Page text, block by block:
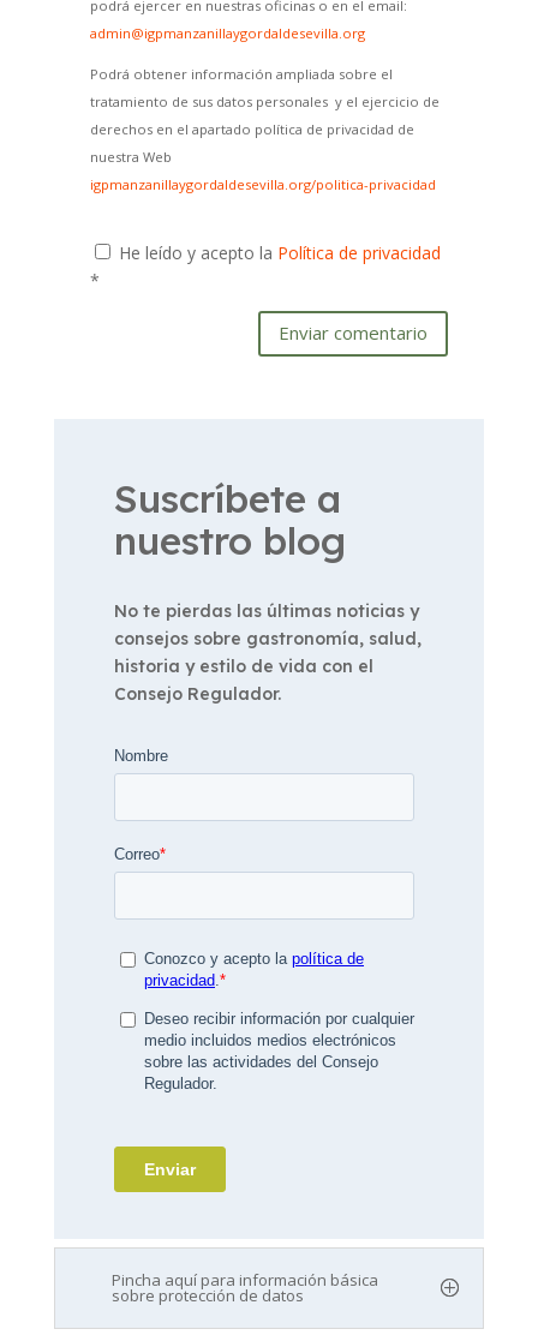
podrá ejercer en nuestras oficinas o en el email:
admin@igpmanzanillaygordaldesevilla.org
Podrá obtener información ampliada sobre el
tratamiento de sus datos personales y el ejercicio de
derechos en el apartado política de privacidad de
nuestra Web
igpmanzanillaygordaldesevilla.org/politica-privacidad
He leído y acepto la Política de privacidad
*
Enviar comentario
Suscríbete a
nuestro blog
No te pierdas las últimas noticias y
consejos sobre gastronomía, salud,
historia y estilo de vida con el
Consejo Regulador.
Pincha aquí para información básica
sobre protección de datos